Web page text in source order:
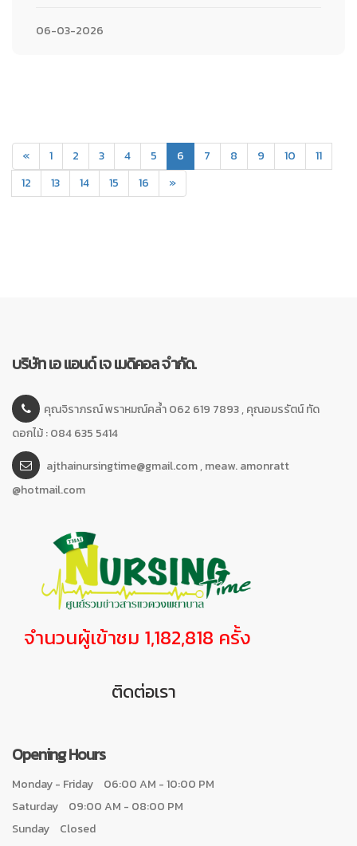
06-03-2026
« 1 2 3 4 5 6 (current)
7 8 9 10
11
12
13 14 15 16 »
บริษัท เอ แอนด์ เจ เมดิคอล จำกัด.
คุณจิราภรณ์ พราหมณ์คล้ำ 062 619 7893 , คุณอมรรัตน์ ทัด
ดอกไม้ : 084 635 5414
ajthainursingtime@gmail.com , meaw. amonratt
@hotmail.com
จำนวนผู้เข้าชม 1,182,818 ครั้ง
ติดต่อเรา
Opening Hours
Monday - Friday
06:00 AM - 10:00 PM
Saturday
09:00 AM - 08:00 PM
Sunday
Closed